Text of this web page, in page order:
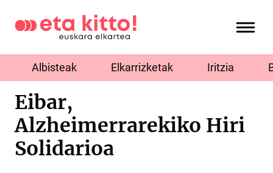
Albisteak Elkarrizketak Iritzia
Eibar,
Alzheimerrarekiko Hiri
Solidarioa